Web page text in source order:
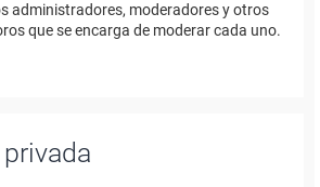
administradores, moderadores y otros
que se encarga de moderar cada uno.